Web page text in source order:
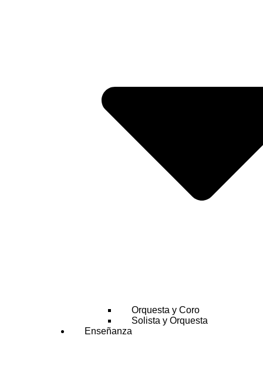
Orquesta y Coro
Solista y Orquesta
Enseñanza